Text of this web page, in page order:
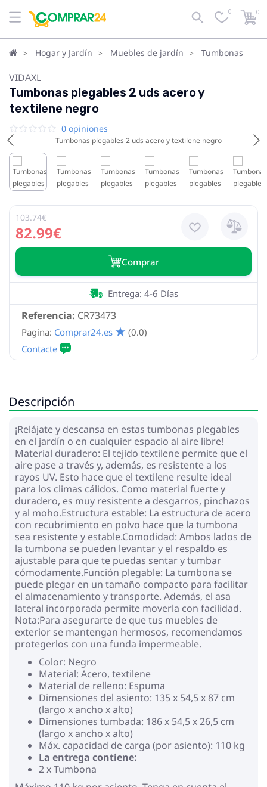
0 0
Hogar y Jardín Muebles de jardín Tumbonas
VIDAXL
Tumbonas plegables 2 uds acero y
textilene negro
0 opiniones
82.99€
103.74€
Сomprar
Referencia: CR73473
Entrega: 4-6 Días
Pagina: Comprar24.es (0.0)
Descripción
¡Relájate y descansa en estas tumbonas plegables
en el jardín o en cualquier espacio al aire libre!
Material duradero: El tejido textilene permite que el
aire pase a través y, además, es resistente a los
rayos UV. Esto hace que el textilene resulte ideal
para los climas cálidos. Como material fuerte y
duradero, es muy resistente a desgarros, pinchazos
y al moho.Estructura estable: La estructura de acero
con recubrimiento en polvo hace que la tumbona
sea resistente y estable.Comodidad: Ambos lados de
la tumbona se pueden levantar y el respaldo es
ajustable para que te puedas sentar y tumbar
cómodamente.Función plegable: La tumbona se
puede plegar en un tamaño compacto para facilitar
el almacenamiento y transporte. Además, el asa
lateral incorporada permite moverla con facilidad.
Nota:Para asegurarte de que tus muebles de
exterior se mantengan hermosos, recomendamos
protegerlos con una funda impermeable.
Color: Negro
Material: Acero, textilene
Material de relleno: Espuma
Dimensiones del asiento: 135 x 54,5 x 87 cm
(largo x ancho x alto)
Dimensiones tumbada: 186 x 54,5 x 26,5 cm
(largo x ancho x alto)
Máx. capacidad de carga (por asiento): 110 kg
La entrega contiene:
2 x Tumbona